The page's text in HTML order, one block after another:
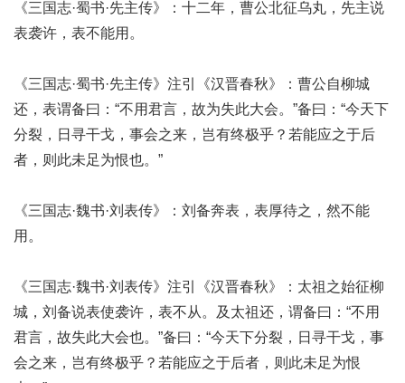
《三国志·蜀书·先主传》：十二年，曹公北征乌丸，先主说
表袭许，表不能用。
《三国志·蜀书·先主传》注引《汉晋春秋》：曹公自柳城
还，表谓备曰：“不用君言，故为失此大会。”备曰：“今天下
分裂，日寻干戈，事会之来，岂有终极乎？若能应之于后
者，则此未足为恨也。”
《三国志·魏书·刘表传》：刘备奔表，表厚待之，然不能
用。
《三国志·魏书·刘表传》注引《汉晋春秋》：太祖之始征柳
城，刘备说表使袭许，表不从。及太祖还，谓备曰：“不用
君言，故失此大会也。”备曰：“今天下分裂，日寻干戈，事
会之来，岂有终极乎？若能应之于后者，则此未足为恨